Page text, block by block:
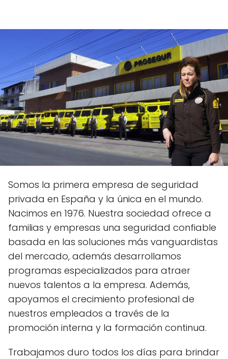
Somos la primera empresa de seguridad
privada en España y la única en el mundo.
Nacimos en 1976. Nuestra sociedad ofrece a
familias y empresas una seguridad confiable
basada en las soluciones más vanguardistas
del mercado, además desarrollamos
programas especializados para atraer
nuevos talentos a la empresa. Además,
apoyamos el crecimiento profesional de
nuestros empleados a través de la
promoción interna y la formación continua.
Trabajamos duro todos los días para brindar